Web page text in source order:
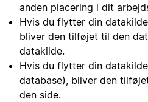
anden placering i dit
Hvis du flytter din
bliver den tilføjet til den
datakilde.
Hvis du flytter din
database), bliver den
den side.